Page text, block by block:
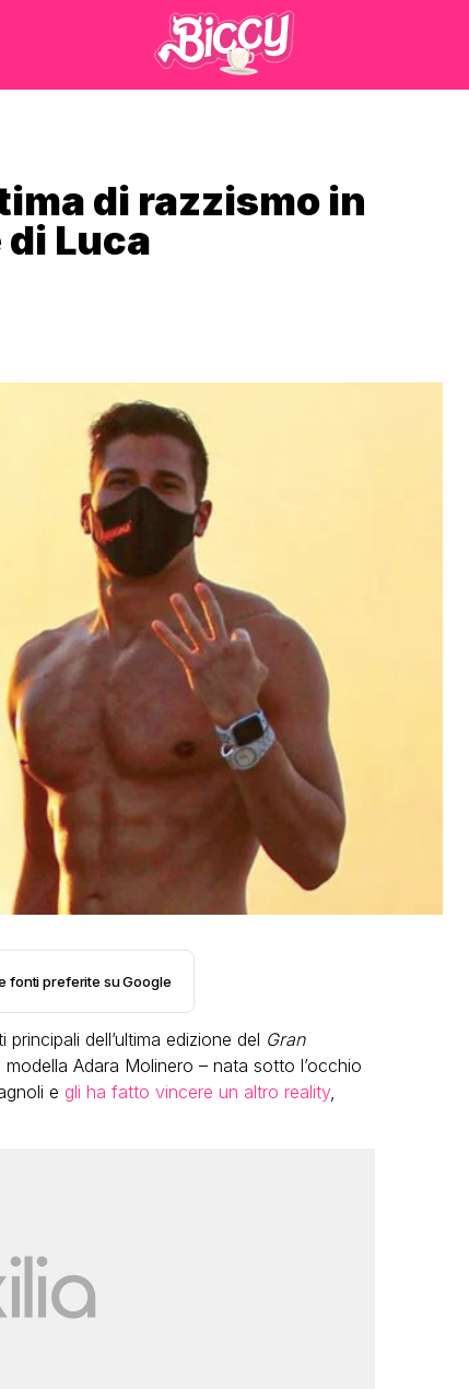
di razzismo in
Luca
fonti preferite su Google
dell’ultima edizione del Gran
Adara Molinero – nata sotto l’occhio
e gli ha fatto vincere un altro reality,